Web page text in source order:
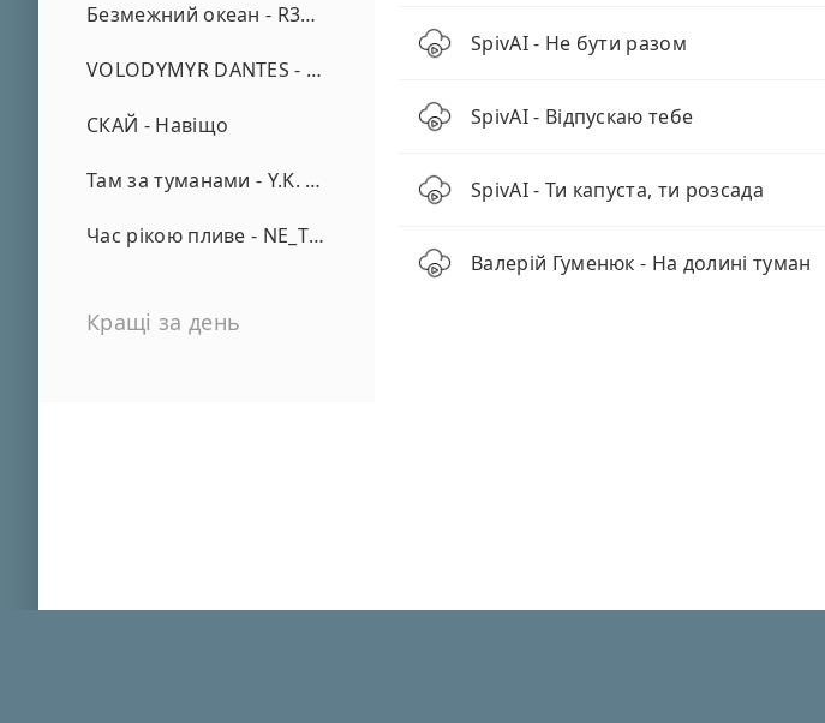
Безмежний океан - R3phase
VOLODYMYR DANTES - Просто кохаю (REMIX)
СКАЙ - Навіщо
Там за туманами - Y.K. Music
Час рікою пливе - NE_TVOYA_MRIYA
Кращі за день
SpivAI - Не бути разом
SpivAI - Відпускаю тебе
SpivAI - Ти капуста, ти розсада
Валерій Гуменюк - На долині туман